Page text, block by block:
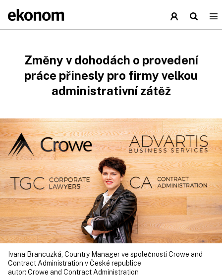
Změny v dohodách o provedení
práce přinesly pro firmy velkou
administrativní zátěž
Ivana Brancuzká, Country Manager ve společnosti Crowe and
Contract Administration v České republice
autor: Crowe and Contract Administration